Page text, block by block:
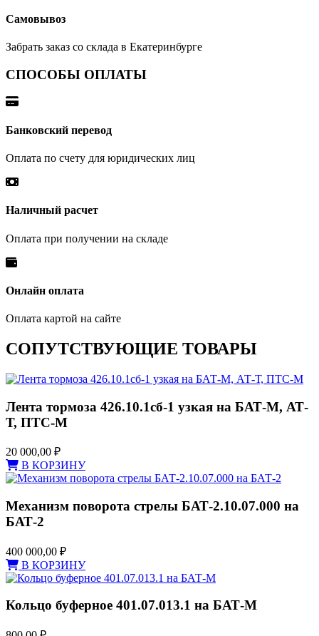
Самовывоз
Забрать заказ со склада в Екатеринбурге
СПОСОБЫ ОПЛАТЫ
Банковский перевод
Оплата по счету для юридических лиц
Наличный расчет
Оплата при получении на складе
Онлайн оплата
Оплата картой на сайте
СОПУТСТВУЮЩИЕ ТОВАРЫ
Лента тормоза 426.10.1сб-1 узкая на БАТ-М, АТ-
Т, ПТС-М
20 000,00 ₽
В КОРЗИНУ
Механизм поворота стрелы БАТ-2.10.07.000 на
БАТ-2
400 000,00 ₽
В КОРЗИНУ
Кольцо буферное 401.07.013.1 на БАТ-М